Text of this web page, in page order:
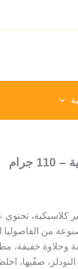
كلاسيكية،
من الفاصوليا
وحلاوة خفيفة،
صفّيها،